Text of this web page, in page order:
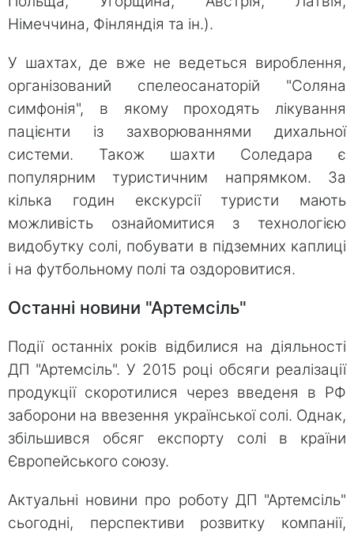
Німеччина, Фінляндія та ін.).
У шахтах, де вже не ведеться вироблення,
організований спелеосанаторій "Соляна
симфонія", в якому проходять лікування
пацієнти із захворюваннями дихальної
системи. Також шахти Соледара є
популярним туристичним напрямком. За
кілька годин екскурсії туристи мають
можливість ознайомитися з технологією
видобутку солі, побувати в підземних каплиці
і на футбольному полі та оздоровитися.
Останні новини "Артемсіль"
Події останніх років відбилися на діяльності
ДП "Артемсіль". У 2015 році обсяги реалізації
продукції скоротилися через введеня в РФ
заборони на ввезення української солі. Однак,
збільшився обсяг експорту солі в країни
Європейського союзу.
Актуальні новини про роботу ДП "Артемсіль"
сьогодні, перспективи розвитку компанії,